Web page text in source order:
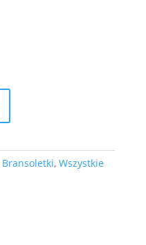
Bransoletki, Wszystkie